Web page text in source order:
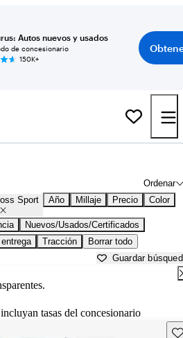
Autos nuevos y usados
de concesionario
150K+
Ordenar
Sport Año Millaje Precio Color
Nuevos/Usados/Certificados
Tracción Borrar todo
Guardar
tasas del concesionario